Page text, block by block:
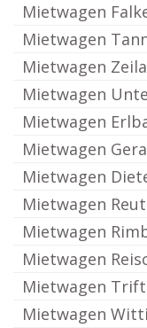
Mietwagen
Mietwagen
Mietwagen
Mietwagen
Mietwagen
Mietwagen
Mietwagen
Mietwagen
Mietwagen
Mietwagen
Mietwagen
Mietwagen